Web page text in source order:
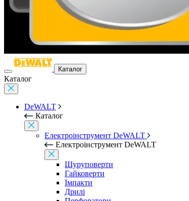
Каталог
Каталог
DeWALT
Каталог
Електроінструмент DeWALT
Електроінструмент DeWALT
Шуруповерти
Гайковерти
Імпакти
Дрилі